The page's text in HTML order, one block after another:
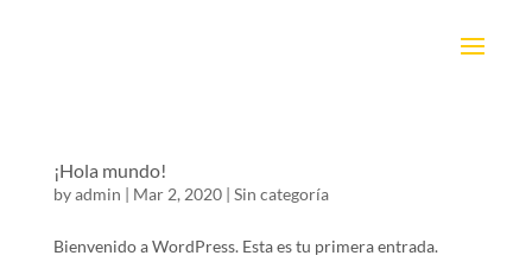
¡Hola mundo!
byadmin | Mar 2, 2020| Sin categoría
Bienvenido a WordPress. Esta es tu primera entrada.